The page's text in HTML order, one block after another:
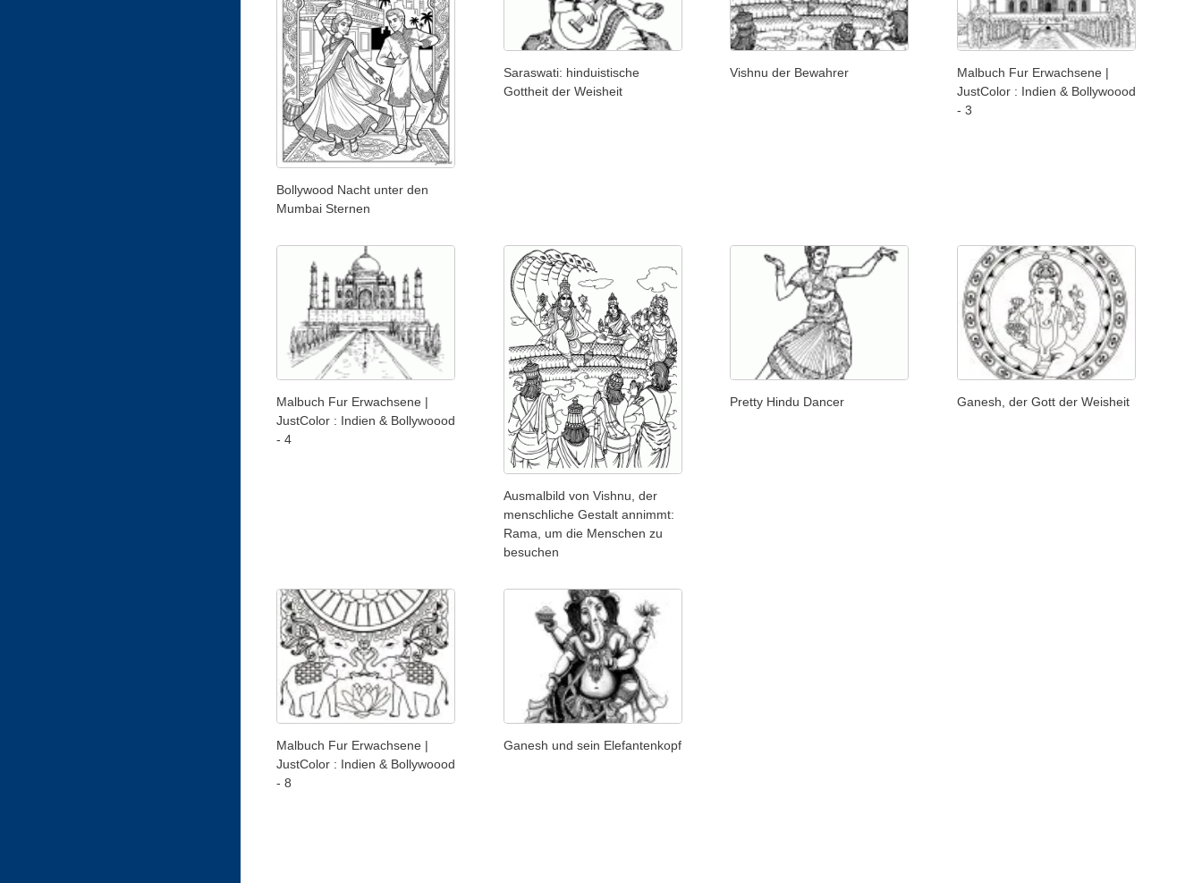
Bollywood Nacht unter den
Mumbai Sternen
Saraswati: hinduistische
Gottheit der Weisheit
Vishnu der Bewahrer
Malbuch Fur Erwachsene |
JustColor : Indien & Bollywoood
- 3
Malbuch Fur Erwachsene |
JustColor : Indien & Bollywoood
- 4
Ausmalbild von Vishnu, der
menschliche Gestalt annimmt:
Rama, um die Menschen zu
besuchen
Pretty Hindu Dancer Ganesh, der Gott der Weisheit
Malbuch Fur Erwachsene |
JustColor : Indien & Bollywoood
- 8
Ganesh und sein Elefantenkopf